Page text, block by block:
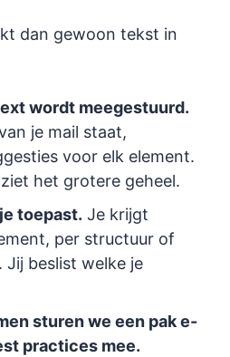
dan gewoon tekst in
wordt meegestuurd.
je mail staat,
voor elk element.
het grotere geheel.
toepast. Je krijgt
per structuur of
Jij beslist welke je
sturen we een pak e-
practices mee.